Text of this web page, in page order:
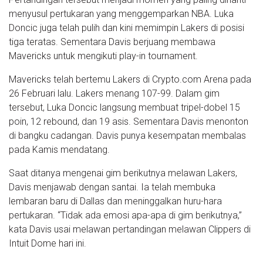
menyusul pertukaran yang menggemparkan NBA. Luka
Doncic juga telah pulih dan kini memimpin Lakers di posisi
tiga teratas. Sementara Davis berjuang membawa
Mavericks untuk mengikuti play-in tournament.
Mavericks telah bertemu Lakers di Crypto.com Arena pada
26 Februari lalu. Lakers menang 107-99. Dalam gim
tersebut, Luka Doncic langsung membuat tripel-dobel 15
poin, 12 rebound, dan 19 asis. Sementara Davis menonton
di bangku cadangan. Davis punya kesempatan membalas
pada Kamis mendatang.
Saat ditanya mengenai gim berikutnya melawan Lakers,
Davis menjawab dengan santai. Ia telah membuka
lembaran baru di Dallas dan meninggalkan huru-hara
pertukaran. “Tidak ada emosi apa-apa di gim berikutnya,”
kata Davis usai melawan pertandingan melawan Clippers di
Intuit Dome hari ini.